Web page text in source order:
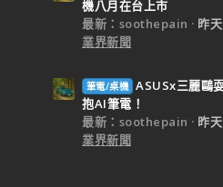
機八月在台上市
最新：soothepain
昨
業界新聞
筆電/桌機 ASUSx三麗鷗
抱AI筆電！
最新：soothepain
昨
業界新聞